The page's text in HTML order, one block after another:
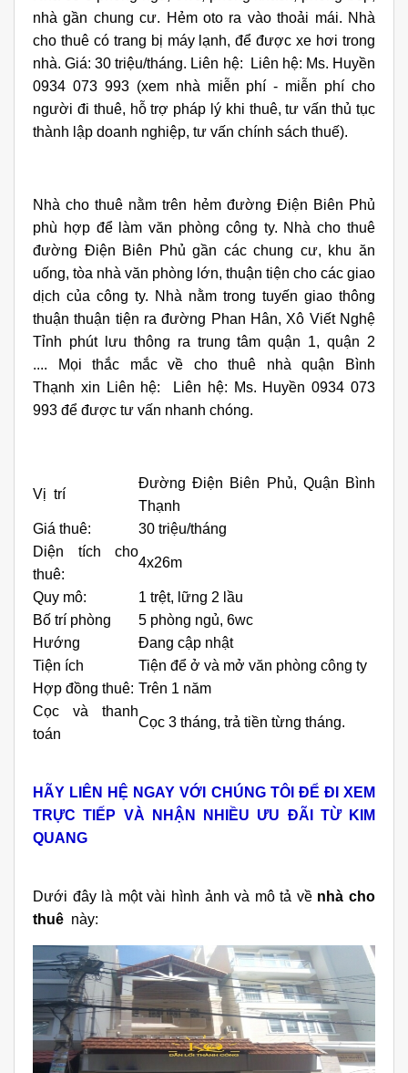
nhà gần chung cư. Hẻm oto ra vào thoải mái. Nhà
cho thuê có trang bị máy lạnh, để được xe hơi trong
nhà. Giá: 30 triệu/tháng. Liên hệ: Liên hệ: Ms. Huyền
0934 073 993 (xem nhà miễn phí - miễn phí cho
người đi thuê, hỗ trợ pháp lý khi thuê, tư vấn thủ tục
thành lập doanh nghiệp, tư vấn chính sách thuế).
Nhà cho thuê nằm trên hẻm đường Điện Biên Phủ
phù hợp để làm văn phòng công ty. Nhà cho thuê
đường Điện Biên Phủ gần các chung cư, khu ăn
uống, tòa nhà văn phòng lớn, thuận tiện cho các giao
dịch của công ty. Nhà nằm trong tuyến giao thông
thuận thuận tiện ra đường Phan Hân, Xô Viết Nghệ
Tỉnh phút lưu thông ra trung tâm quận 1, quận 2
.... Mọi thắc mắc về cho thuê nhà quận Bình
Thạnh xin Liên hệ: Liên hệ: Ms. Huyền 0934 073
993 để được tư vấn nhanh chóng.
Vị trí
Đường Điện Biên Phủ, Quận Bình
Thạnh
Giá thuê:
30 triệu/tháng
Diện tích cho
thuê:
4x26m
Quy mô:
1 trệt, lững 2 lầu
Bố trí phòng
5 phòng ngủ, 6wc
Hướng
Đang cập nhật
Tiện ích
Tiện để ở và mở văn phòng công ty
Hợp đồng thuê: Trên 1 năm
Cọc và thanh
toán
Cọc 3 tháng, trả tiền từng tháng.
HÃY LIÊN HỆ NGAY VỚI CHÚNG TÔI ĐỂ ĐI XEM
TRỰC TIẾP VÀ NHẬN NHIỀU ƯU ĐÃI TỪ KIM
QUANG
Dưới đây là một vài hình ảnh và mô tả về nhà cho
thuê này: